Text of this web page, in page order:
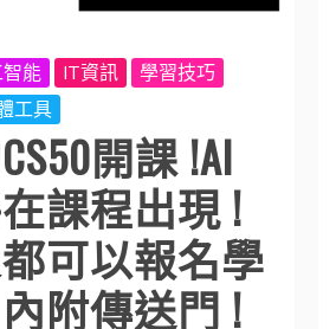
能 IT資訊
學習技巧
工具
開課 !AI
課程出現 !
可以報名學
附傳送門 !